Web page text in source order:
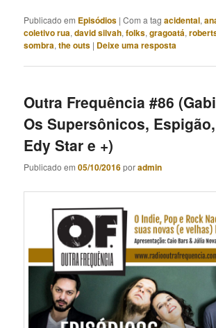
Publicado em Episódios |Com a tagacidental,
coletivo rua,david silvah,folks,gragoatá,
sombra,the outs | Deixe uma resposta
Outra Frequência #86
Os Supersônicos, Espigão,
Edy Star e +)
Publicado em05/10/2016poradmin